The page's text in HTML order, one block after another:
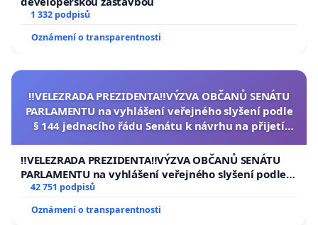
1 332 podpisů
Oznámení o transparentnosti
‼️VELEZRADA PREZIDENTA‼️VÝZVA OBČANŮ SENÁTU
PARLAMENTU na vyhlášení veřejného slyšení podle
§ 144 jednacího řádu Senátu k návrhu na přijetí
republiky
‼️VELEZRADA PREZIDENTA‼️VÝZVA OBČANŮ SENÁTU
PARLAMENTU na vyhlášení veřejného slyšení podle §
144 jednacího řádu Senátu k návrhu na přijetí
usnesení k podání ústavní žaloby na prezidenta
republiky
42 751 podpisů
Oznámení o transparentnosti